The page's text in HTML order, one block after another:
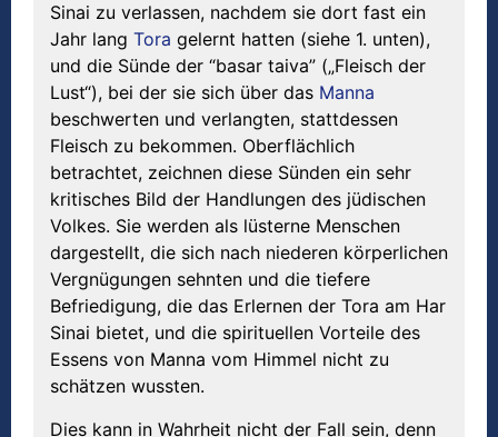
Sinai zu verlassen, nachdem sie dort fast ein
Jahr lang Tora gelernt hatten (siehe 1. unten),
und die Sünde der “basar taiva” („Fleisch der
Lust“), bei der sie sich über das Manna
beschwerten und verlangten, stattdessen
Fleisch zu bekommen. Oberflächlich
betrachtet, zeichnen diese Sünden ein sehr
kritisches Bild der Handlungen des jüdischen
Volkes. Sie werden als lüsterne Menschen
dargestellt, die sich nach niederen körperlichen
Vergnügungen sehnten und die tiefere
Befriedigung, die das Erlernen der Tora am Har
Sinai bietet, und die spirituellen Vorteile des
Essens von Manna vom Himmel nicht zu
schätzen wussten.
Dies kann in Wahrheit nicht der Fall sein, denn